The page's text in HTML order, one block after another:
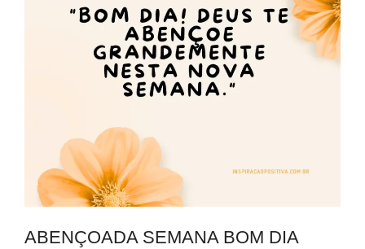
ABENÇOADA SEMANA BOM DIA